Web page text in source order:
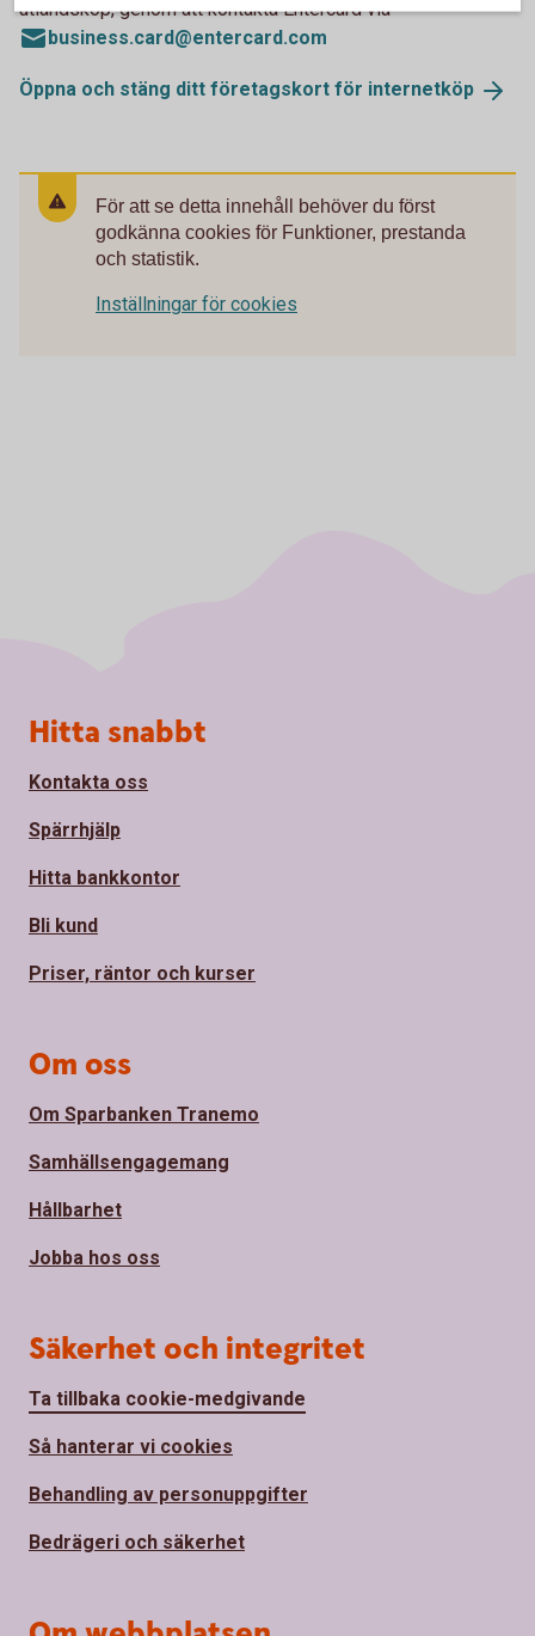
utlandsköp, genom att kontakta Entercard via
business.card@entercard.com
Öppna och stäng ditt företagskort för internetköp
För att se detta innehåll behöver du först
godkänna cookies för Funktioner, prestanda
och statistik.
Inställningar för cookies
Sidfot
Hitta snabbt
Kontakta oss
Spärrhjälp
Hitta bankkontor
Bli kund
Priser, räntor och kurser
Om oss
Om Sparbanken Tranemo
Samhällsengagemang
Hållbarhet
Jobba hos oss
Säkerhet och integritet
Ta tillbaka cookie-medgivande
Så hanterar vi cookies
Behandling av personuppgifter
Bedrägeri och säkerhet